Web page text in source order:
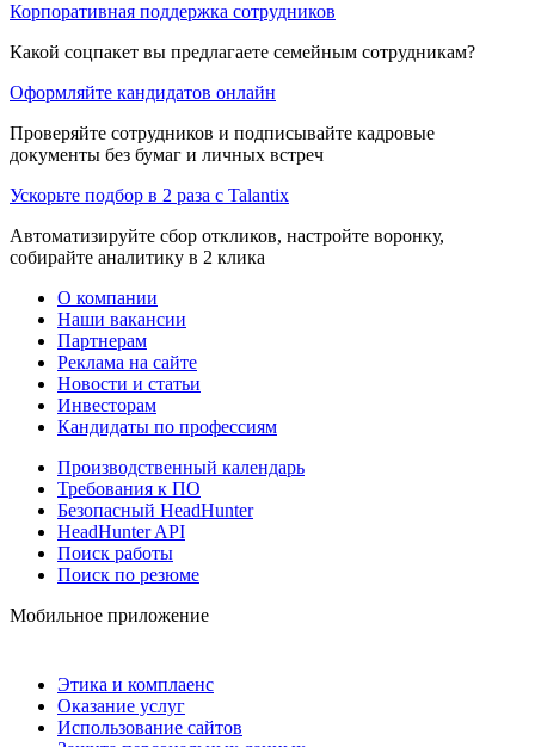
Корпоративная поддержка сотрудников
Какой соцпакет вы предлагаете семейным сотрудникам?
Оформляйте кандидатов онлайн
Проверяйте сотрудников и подписывайте кадровые
документы без бумаг и личных встреч
Ускорьте подбор в 2 раза с Talantix
Автоматизируйте сбор откликов, настройте воронку,
собирайте аналитику в 2 клика
О компании
Наши вакансии
Партнерам
Реклама на сайте
Новости и статьи
Инвесторам
Кандидаты по профессиям
Производственный календарь
Требования к ПО
Безопасный HeadHunter
HeadHunter API
Поиск работы
Поиск по резюме
Мобильное приложение
Этика и комплаенс
Оказание услуг
Использование сайтов